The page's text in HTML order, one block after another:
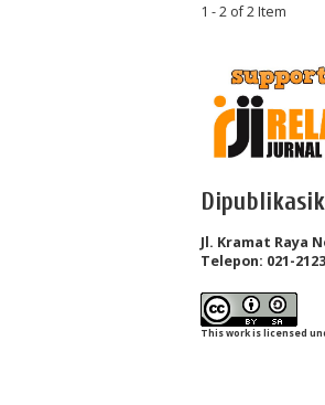
1 - 2 of 2 Item
Jl. Kramat Raya
Telepon: 021-
This work is licensed